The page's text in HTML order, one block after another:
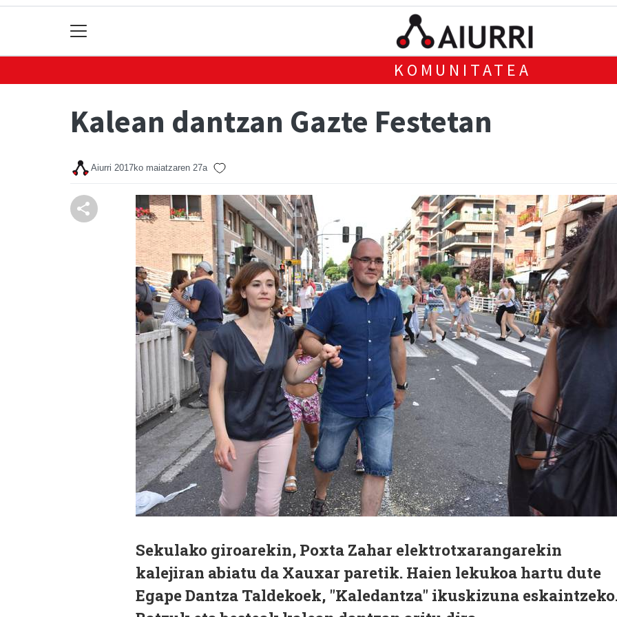
KOMUNITATEA
Kalean dantzan Gazte Festetan
Aiurri 2017ko maiatzaren 27a
Sekulako giroarekin, Poxta Zahar elektrotxarangarekin
kalejiran abiatu da Xauxar paretik. Haien lekukoa hartu dute
Egape Dantza Taldekoek, "Kaledantza" ikuskizuna